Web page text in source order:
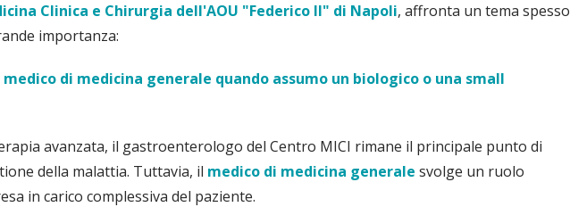
Clinica e Chirurgia dell'AOU "Federico II" di Napoli, affronta un tema spesso
importanza:
di medicina generale quando assumo un biologico o una small
avanzata, il gastroenterologo del Centro MICI rimane il principale punto di
della malattia. Tuttavia, il medico di medicina generale svolge un ruolo
in carico complessiva del paziente.